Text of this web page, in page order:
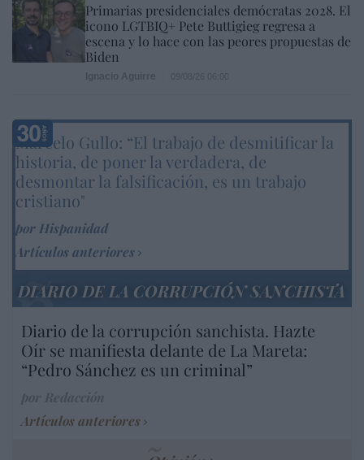
Primarias presidenciales demócratas 2028. El
icono LGTBIQ+ Pete Buttigieg regresa a
escena y lo hace con las peores propuestas de
Biden
Marcelo Gullo: “El trabajo de desmitificar la
historia, de poner la verdadera, de
desmontar la falsificación, es un trabajo
cristiano"
por Hispanidad
Artículos anteriores
DIARIO DE LA CORRUPCIÓN SANCHISTA
Diario de la corrupción sanchista. Hazte
Oír se manifiesta delante de La Mareta:
“Pedro Sánchez es un criminal”
Artículos anteriores